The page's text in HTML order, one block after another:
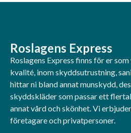
Roslagens Express
Roslagens Express finns för er
kvalité, inom skyddsutrustning,
hittar ni bland annat munskydd,
skyddskläder som passar ett
annat vård och skönhet. Vi
företagare och privatpersoner.